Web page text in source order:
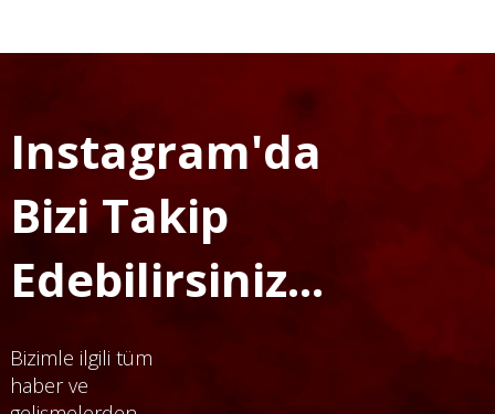
Instagram'da
Bizi Takip
Edebilirsiniz...
Bizimle ilgili tüm
haber ve